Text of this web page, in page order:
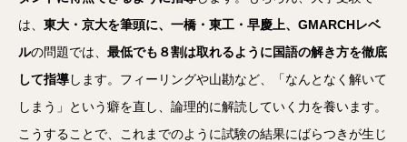
は、 東大・京大を筆頭に、一橋・東工・早慶上、GMARCHレベ
ルの問題では、 最低でも８割は取れるように国語の解き方を徹底
して指導します。フィーリングや山勘など、「なんとなく解いて
しまう」という癖を直し、論理的に解読していく力を養います。
こうすることで、これまでのように試験の結果にばらつきが生じ